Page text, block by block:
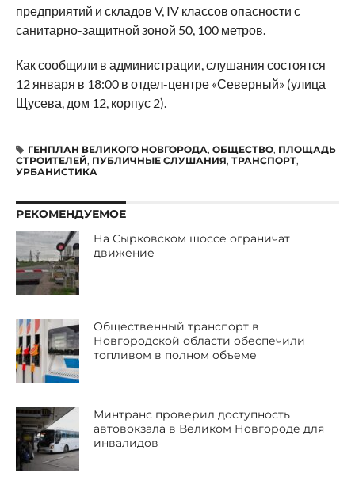
предприятий и складов V, IV классов опасности с
санитарно-защитной зоной 50, 100 метров.
Как сообщили в администрации, слушания состоятся
12 января в 18:00 в отдел-центре «Северный» (улица
Щусева, дом 12, корпус 2).
ГЕНПЛАН ВЕЛИКОГО НОВГОРОДА, ОБЩЕСТВО, ПЛОЩАДЬ
СТРОИТЕЛЕЙ, ПУБЛИЧНЫЕ СЛУШАНИЯ, ТРАНСПОРТ,
УРБАНИСТИКА
РЕКОМЕНДУЕМОЕ
На Сырковском шоссе ограничат
движение
Общественный транспорт в
Новгородской области обеспечили
топливом в полном объеме
Минтранс проверил доступность
автовокзала в Великом Новгороде для
инвалидов